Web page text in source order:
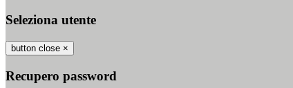
Seleziona utente
button close ×
Recupero password